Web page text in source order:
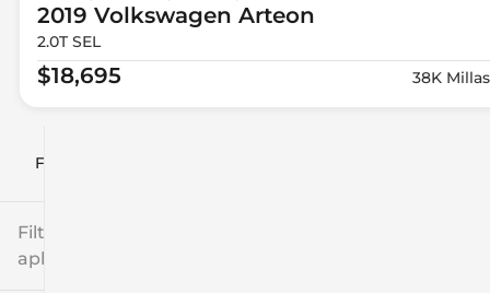
Filtrar por
Filtros
aplicados
2019 Volkswagen Arteon
2.0T SEL
$18,695 38K Millas